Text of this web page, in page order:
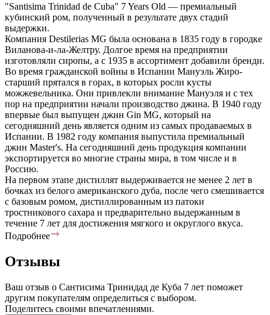
"Santisima Trinidad de Cuba" 7 Years Old — премиальный
кубинский ром, полученный в результате двух стадий
выдержки.
Компания Destilerias MG была основана в 1835 году в городке
Виланова-и-ла-Желтру. Долгое время на предприятии
изготовляли сиропы, а с 1935 в ассортимент добавили бренди.
Во время гражданской войны в Испании Мануэль Жиро-
старший прятался в горах, в которых росли кусты
можжевельника. Они привлекли внимание Мануэля и с тех
пор на предприятии начали производство джина. В 1940 году
впервые был выпущен джин Gin MG, который на
сегодняшний день является одним из самых продаваемых в
Испании. В 1982 году компания выпустила премиальный
джин Master's. На сегодняшний день продукция компании
экспортируется во многие страны мира, в том числе и в
Россию.
На первом этапе дистиллят выдерживается не менее 2 лет в
бочках из белого американского дуба, после чего смешивается
с базовым ромом, дистиллированным из патоки
тростникового сахара и предварительно выдержанным в
течение 7 лет для достижения мягкого и округлого вкуса.
Подробнее
Отзывы
Ваш отзыв о Сантисима Тринидад де Куба 7 лет поможет
другим покупателям определиться с выбором.
Поделитесь своими впечатлениями.